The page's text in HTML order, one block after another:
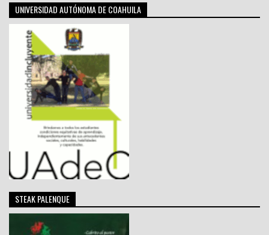
UNIVERSIDAD AUTÓNOMA DE COAHUILA
STEAK PALENQUE